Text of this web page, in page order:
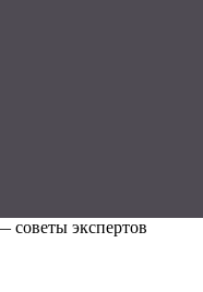
советы экспертов